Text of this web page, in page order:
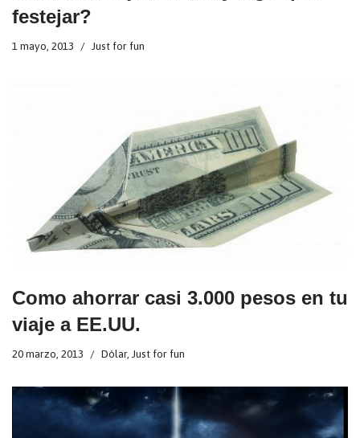
festejar?
1 mayo, 2013 Just for fun
Como ahorrar casi 3.000 pesos en tu
viaje a EE.UU.
20 marzo, 2013 Dólar, Just for fun